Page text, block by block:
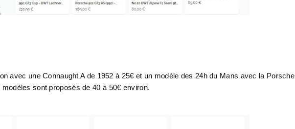
avec une Connaught A de 1952 à 25€ et un modèle des 24h du Mans avec la Porsche
sont proposés de 40 à 50€ environ.